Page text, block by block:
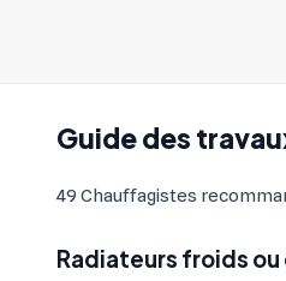
Guide des
49 Chauffagistes
Radiateurs froids ou